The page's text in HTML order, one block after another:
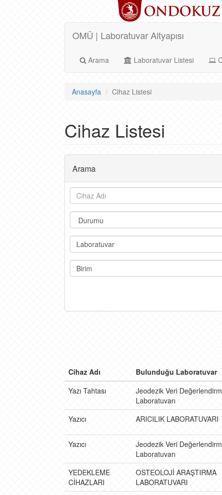
OMÜ | Laboratuvar Altyapısı
Arama Laboratuvar Listesi
Anasayfa Cihaz Listesi
Cihaz Listesi
Arama
Laboratuvar
Birim
Cihaz Adı
Bulunduğu Laboratuvar
Yazı Tahtası
Jeodezik Veri
Laboratuvarı
Yazıcı
ARICILIK LABORATUVARI
Yazıcı
Jeodezik Veri
Laboratuvarı
YEDEKLEME
CİHAZLARI
OSTEOLOJİ ARAŞTIRMA
LABORATUVARI